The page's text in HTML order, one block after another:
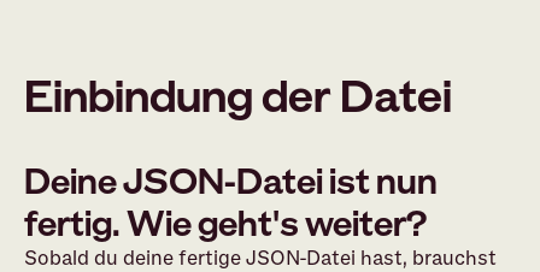
Einbindung der Datei
Deine JSON-Datei ist nun
fertig. Wie geht's weiter?
Sobald du deine fertige JSON-Datei hast, brauchst